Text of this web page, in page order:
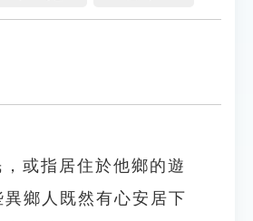
或指居住於他鄉的遊
鄉人既然有心安居下